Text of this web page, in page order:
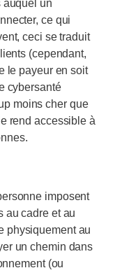
auquel un
ce qui
ceci se traduit
(cependant,
le payeur en soit
cybersanté
moins cher que
rend accessible à
imposent
au cadre et au
physiquement au
un chemin dans
(ou